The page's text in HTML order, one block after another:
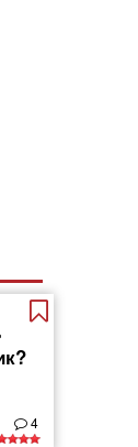
4